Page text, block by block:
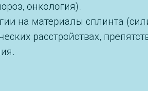
онкология).
на материалы сплинта
расстройствах,